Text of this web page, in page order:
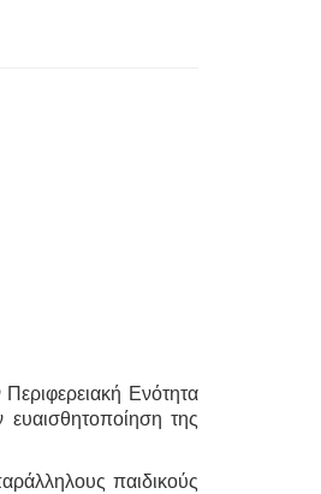
Ενότητα
της
παιδικούς